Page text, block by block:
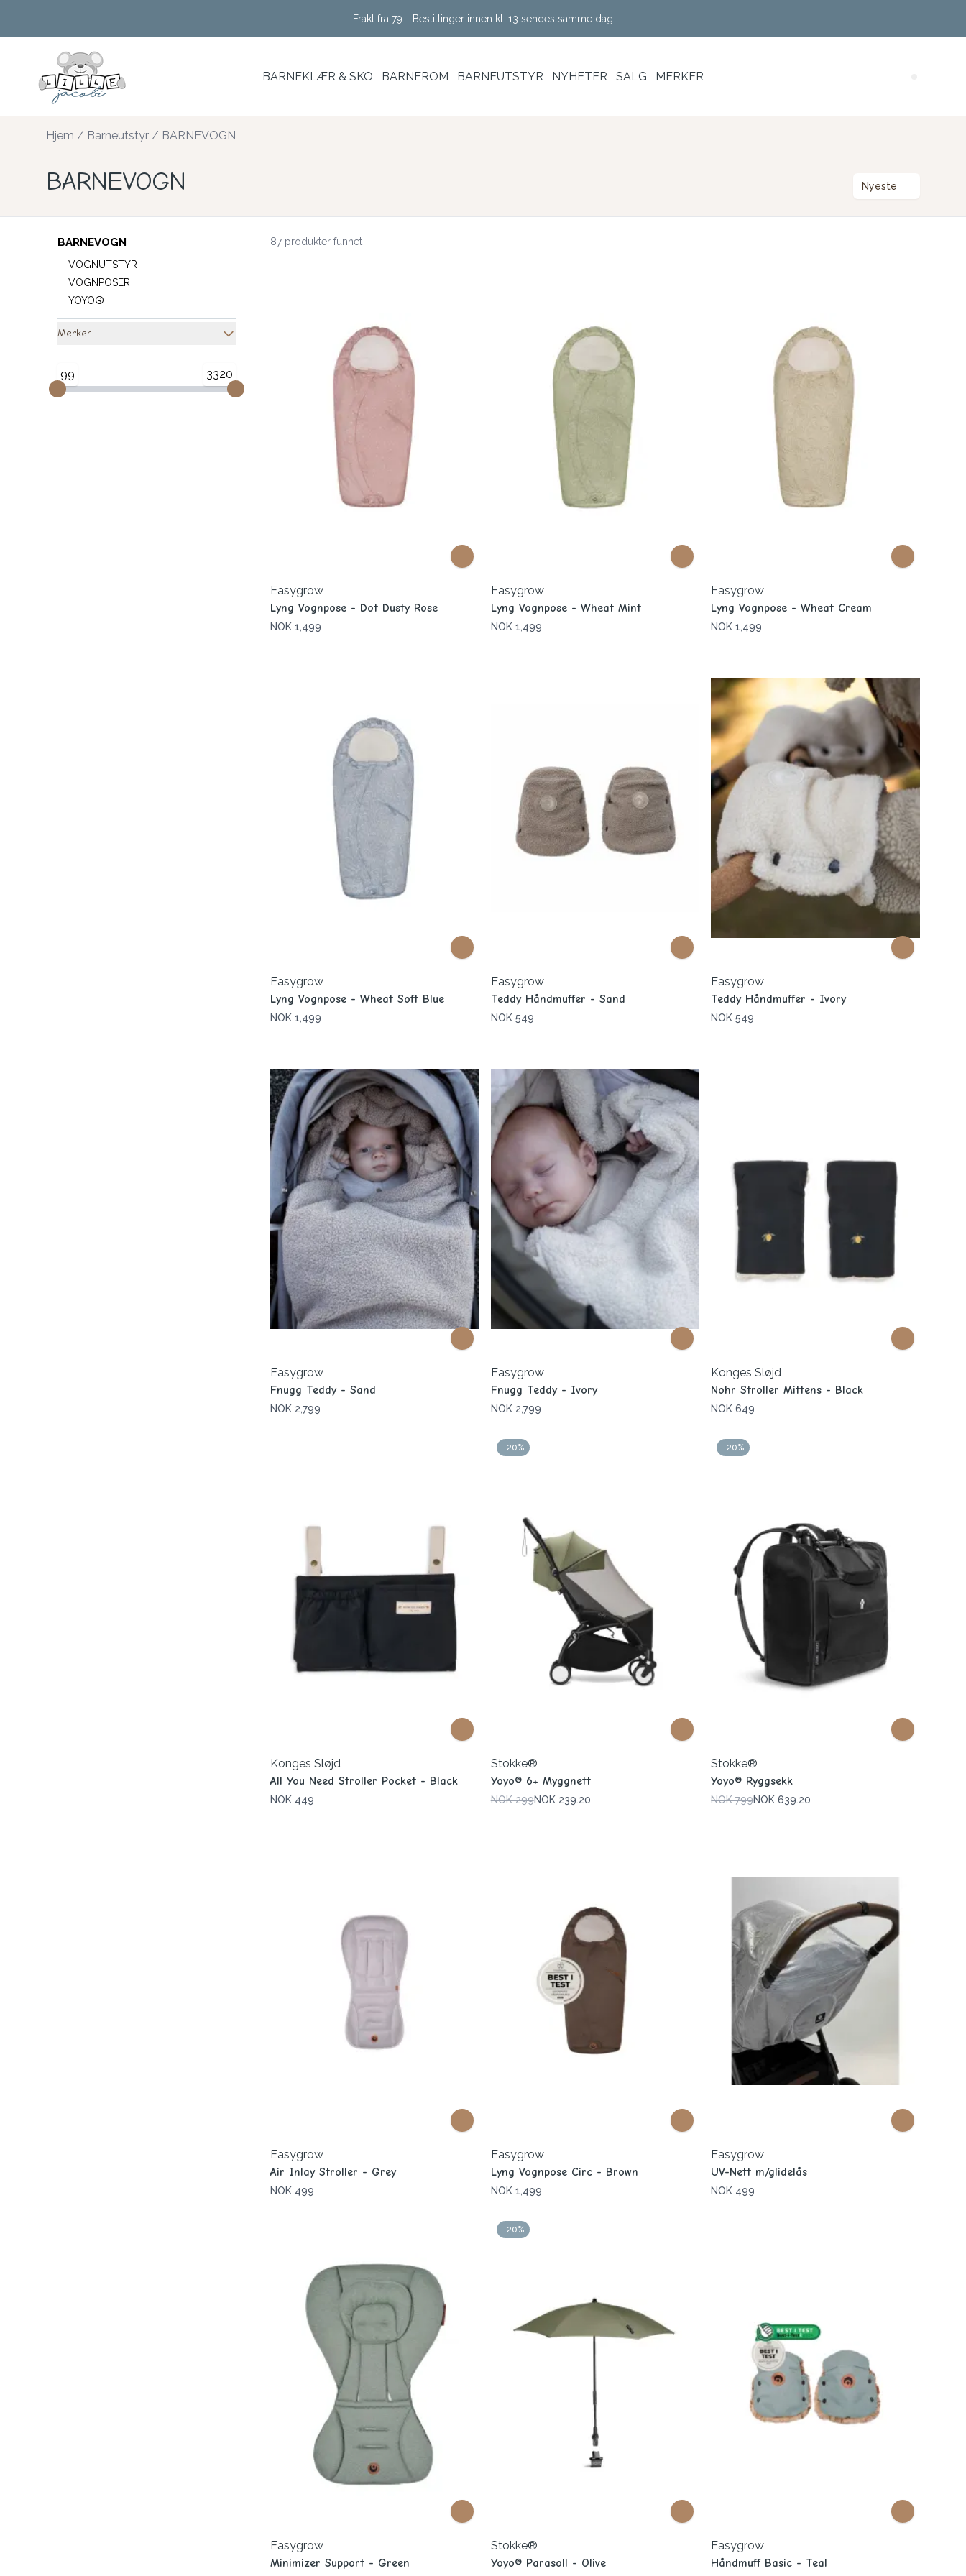
Frakt fra 79 - Bestillinger innen kl. 13 sendes samme dag
BARNEKLÆR & SKO BARNEROM BARNEUTSTYR NYHETER SALG MERKER
Hjem / Barneutstyr / BARNEVOGN
BARNEVOGN Nyeste
BARNEVOGN
VOGNUTSTYR
VOGNPOSER
YOYO®
Merker
99 3320
87 produkter funnet
Easygrow
Lyng Vognpose - Dot Dusty Rose
NOK 1,499
Easygrow
Lyng Vognpose - Wheat Mint
NOK 1,499
Easygrow
Lyng Vognpose - Wheat Cream
NOK 1,499
Easygrow
Lyng Vognpose - Wheat Soft Blue
NOK 1,499
Easygrow
Teddy Håndmuffer - Sand
NOK 549
Easygrow
Teddy Håndmuffer - Ivory
NOK 549
Easygrow
Fnugg Teddy - Sand
NOK 2,799
Easygrow
Fnugg Teddy - Ivory
NOK 2,799
Konges Sløjd
Nohr Stroller Mittens - Black
NOK 649
Konges Sløjd
All You Need Stroller Pocket - Black
NOK 449
-20%
Stokke®
Yoyo® 6+ Myggnett
NOK 299NOK 239.20
-20%
Stokke®
Yoyo® Ryggsekk
NOK 799NOK 639.20
Easygrow
Air Inlay Stroller - Grey
NOK 499
Easygrow
Lyng Vognpose Circ - Brown
NOK 1,499
Easygrow
UV-Nett m/glidelås
NOK 499
Easygrow
Minimizer Support - Green
-20%
Stokke®
Yoyo® Parasoll - Olive
Easygrow
Håndmuff Basic - Teal